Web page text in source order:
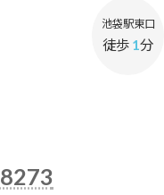
池袋駅東口
徒歩 1分